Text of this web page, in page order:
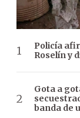
Policía
Roselín y
Gota a
banda de